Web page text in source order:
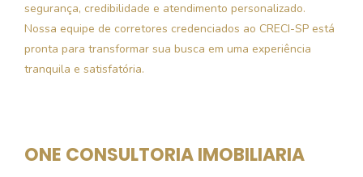
segurança, credibilidade e atendimento personalizado.
Nossa equipe de corretores credenciados ao CRECI-SP está
pronta para transformar sua busca em uma experiência
tranquila e satisfatória.
ONE CONSULTORIA IMOBILIARIA